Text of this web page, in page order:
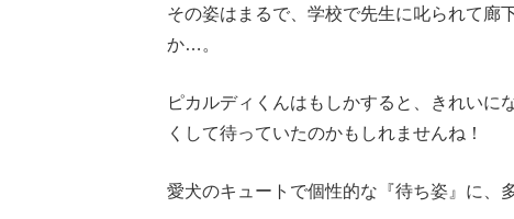
その姿はまるで、学校で先生に叱られて廊
か…。
ピカルディくんはもしかすると、きれいに
くして待っていたのかもしれませんね！
愛犬のキュートで個性的な『待ち姿』に、